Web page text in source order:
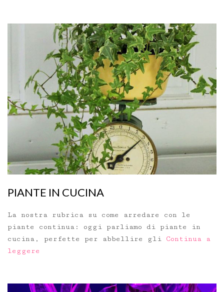
PIANTE IN CUCINA
La nostra rubrica su come arredare con le
piante continua: oggi parliamo di piante in
cucina, perfette per abbellire gli Continua a
leggere